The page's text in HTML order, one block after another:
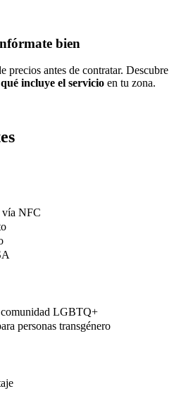
bien
precios antes de contratar. Descubre
qué incluye el servicio en tu zona.
vía NFC
LGBTQ+
personas transgénero